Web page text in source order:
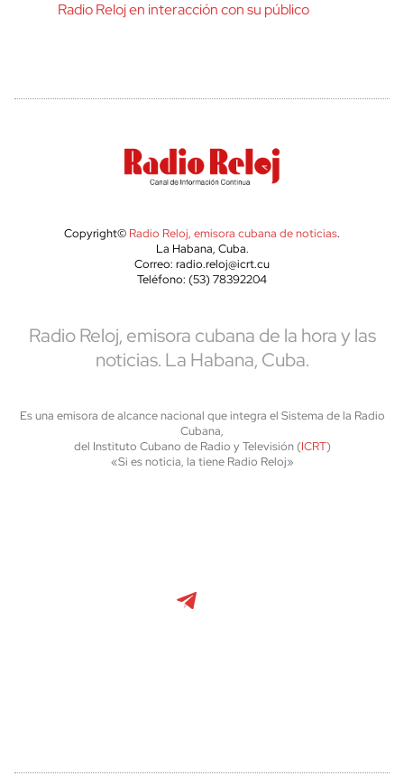
Radio Reloj en interacción con su público
Copyright© Radio Reloj, emisora cubana de noticias.
La Habana, Cuba.
Correo: radio.reloj@icrt.cu
Teléfono: (53) 78392204
Radio Reloj, emisora cubana de la hora y las
noticias. La Habana, Cuba.
Es una emisora de alcance nacional que integra el Sistema de la Radio
Cubana,
del Instituto Cubano de Radio y Televisión (ICRT)
«Si es noticia, la tiene Radio Reloj»